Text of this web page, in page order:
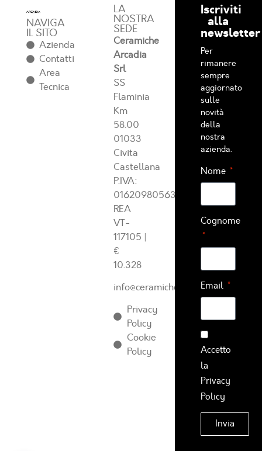
NAVIGA
IL SITO
Azienda
Contatti
Area
Tecnica
LA
NOSTRA
SEDE
Ceramiche
Arcadia
Srl
SS
Flaminia
Km
58.00
01033
Civita
Castellana
P.IVA:
01620980563
REA
VT-
117105 |
€
10.328
info@ceramichearcadia.com
Privacy
Policy
Cookie
Policy
Iscriviti
alla
newsletter
Per
rimanere
sempre
aggiornato
sulle
novità
della
nostra
azienda.
Nome
Cognome
Email
Accetto
la
Privacy
Policy
Invia